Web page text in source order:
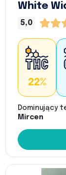
White
5,0
22%
Dominujący
Mircen